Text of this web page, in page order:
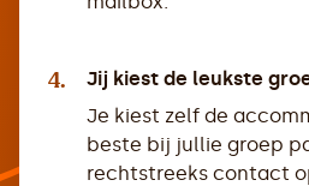
4.
Jij kiest de leukste
Je kiest zelf de
beste bij jullie groep
rechtstreeks contact